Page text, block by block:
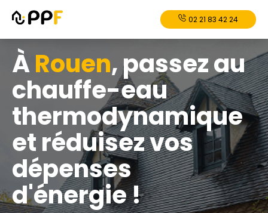
02 21 83 42 24
ÀRouen, passez au
chauffe-eau
thermodynamique
et réduisez vos
dépenses
d'énergie !